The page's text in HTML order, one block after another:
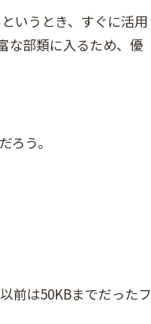
いうとき、すぐに活用
な部類に入るため、優
う。
前は50KBまでだったフ